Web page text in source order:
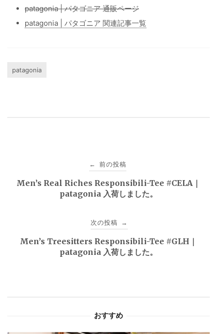
patagonia | パタゴニア 通販ページ
patagonia | パタゴニア 関連記事一覧
patagonia
← 前の投稿
Men’s Real Riches Responsibili-Tee #CELA｜
patagonia 入荷しました。
次の投稿 →
Men’s Treesitters Responsibili-Tee #GLH｜
patagonia 入荷しました。
おすすめ